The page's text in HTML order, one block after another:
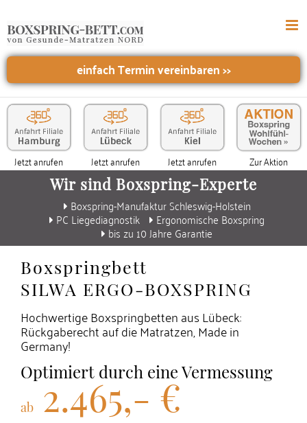
einfach Termin vereinbaren>>
Jetzt anrufen Jetzt anrufen Jetzt anrufen Zur Aktion
Wir sind Boxspring-Experte
Boxspring-Manufaktur Schleswig-Holstein
PC Liegediagnostik Ergonomische Boxspring
bis zu 10 Jahre Garantie
Boxspringbett
SILWA ERGO-BOXSPRING
Hochwertige Boxspringbetten aus Lübeck:
Rückgaberecht auf die Matratzen, Made in
Germany!
Optimiert durch eine Vermessung
ab2.465,- €